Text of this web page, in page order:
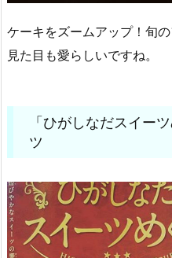
ケーキをズームアップ！旬
見た目も愛らしいですね。
「ひがしなだスイー
ツ